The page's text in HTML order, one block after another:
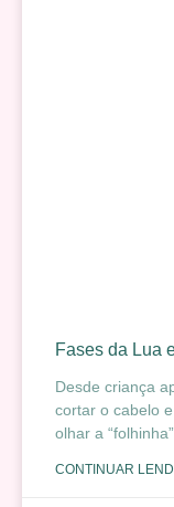
Fases da Lua
Desde criança
cortar o cabelo
olhar a
CONTINUAR